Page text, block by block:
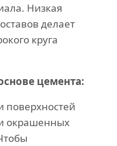
Низкая
делает
круга
цемента:
поверхностей
окрашенных